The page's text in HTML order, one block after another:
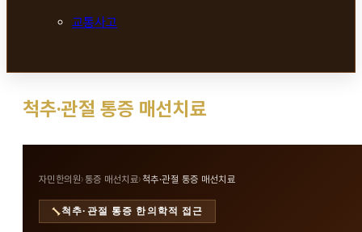
교통사고
척추·관절 통증 매선치료
자민한의원›통증 매선치료› 척추·관절 통증 매선치료
척추·관절 통증 한의학적 접근